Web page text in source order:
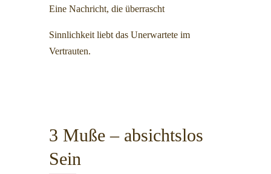
Eine Nachricht, die überrascht
Sinnlichkeit liebt das Unerwartete im
Vertrauten.
3 Muße – absichtslos
Sein